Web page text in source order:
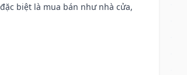
biệt là mua bán như nhà cửa,